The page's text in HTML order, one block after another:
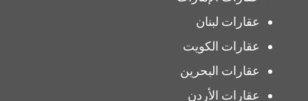
عقارات لبنان
عقارات الكويت
عقارات البحرين
عقارات الأردن